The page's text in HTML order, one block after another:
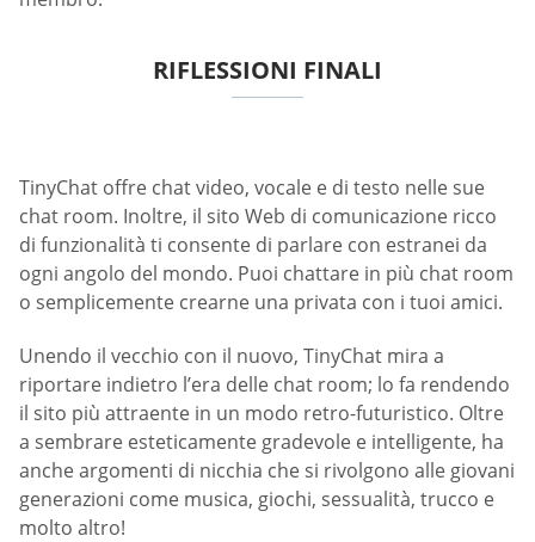
RIFLESSIONI FINALI
TinyChat offre chat video, vocale e di testo nelle sue
chat room. Inoltre, il sito Web di comunicazione ricco
di funzionalità ti consente di parlare con estranei da
ogni angolo del mondo. Puoi chattare in più chat room
o semplicemente crearne una privata con i tuoi amici.
Unendo il vecchio con il nuovo, TinyChat mira a
riportare indietro l’era delle chat room; lo fa rendendo
il sito più attraente in un modo retro-futuristico. Oltre
a sembrare esteticamente gradevole e intelligente, ha
anche argomenti di nicchia che si rivolgono alle giovani
generazioni come musica, giochi, sessualità, trucco e
molto altro!